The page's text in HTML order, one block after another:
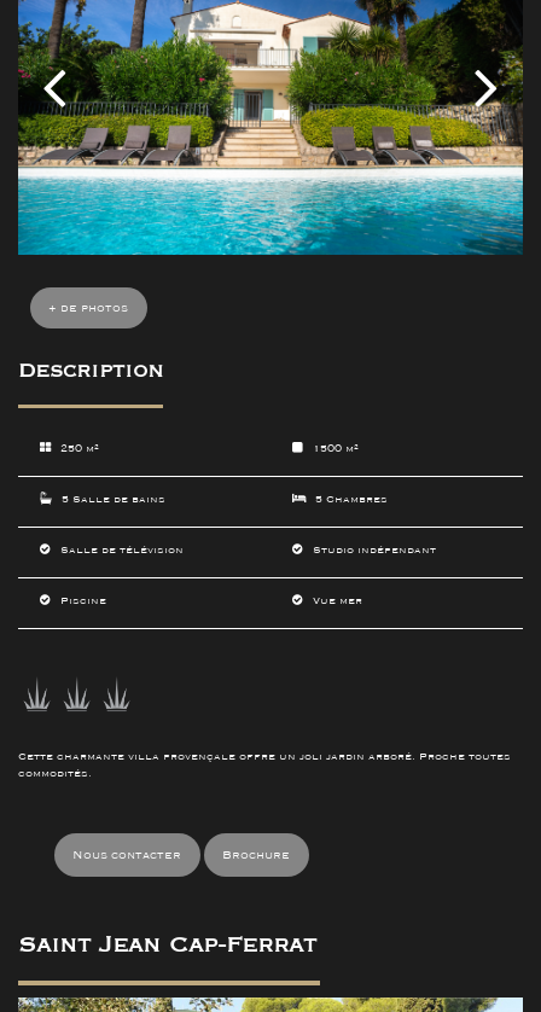
+ de photos
Description
250 m² 1500 m²
5 Salle de bains 5 Chambres
Salle de télévision Studio indépendant
Piscine Vue mer
Cette charmante villa provençale offre un joli jardin arboré. Proche toutes
commodités.
Nous contacter Brochure
Saint Jean Cap-Ferrat